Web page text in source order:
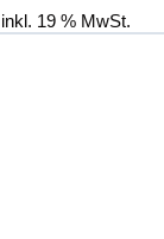
799,00 €
inkl. 19 % MwSt.